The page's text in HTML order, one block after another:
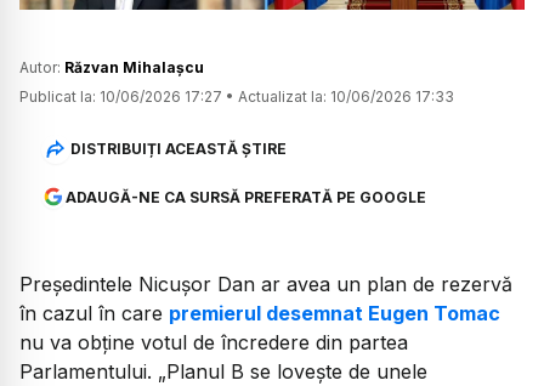
Autor: Răzvan Mihalașcu
Publicat la: 10/06/2026 17:27 • Actualizat la: 10/06/2026 17:33
DISTRIBUIȚI ACEASTĂ ȘTIRE
ADAUGĂ-NE CA SURSĂ PREFERATĂ PE GOOGLE
Președintele Nicușor Dan ar avea un plan de rezervă
în cazul în care premierul desemnat Eugen Tomac
nu va obține votul de încredere din partea
Parlamentului. „Planul B se lovește de unele